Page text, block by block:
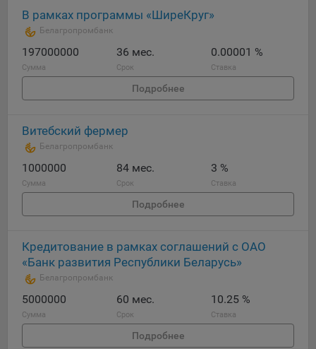
Яндекса рекламная сеть (Yandex Mobile Ads, ADFOX) -
сервис показа контекстной рекламы. Адрес: Yandex
Europe AG, Werftestrasse 4, CH-6005 Luzern, Switzerland.
Google Ads - сервис показа контекстной рекламы,
предоставляемый компанией Google Ireland Ltd, Gordon
House Barrow Street Dublin 4, D04E5W5 Ireland.
Сохранить мои изменения
Сохранить по умолчанию
В рамках программы «ШиреКруг»
Белагропромбанк
197000000
Сумма
36 мес.
Срок
0.00001 %
Ставка
Подробнее
Витебский фермер
Белагропромбанк
1000000
Сумма
84 мес.
Срок
3 %
Ставка
Подробнее
Кредитование в рамках соглашений с ОАО
«Банк развития Республики Беларусь»
Белагропромбанк
5000000
Сумма
60 мес.
Срок
10.25 %
Ставка
Подробнее